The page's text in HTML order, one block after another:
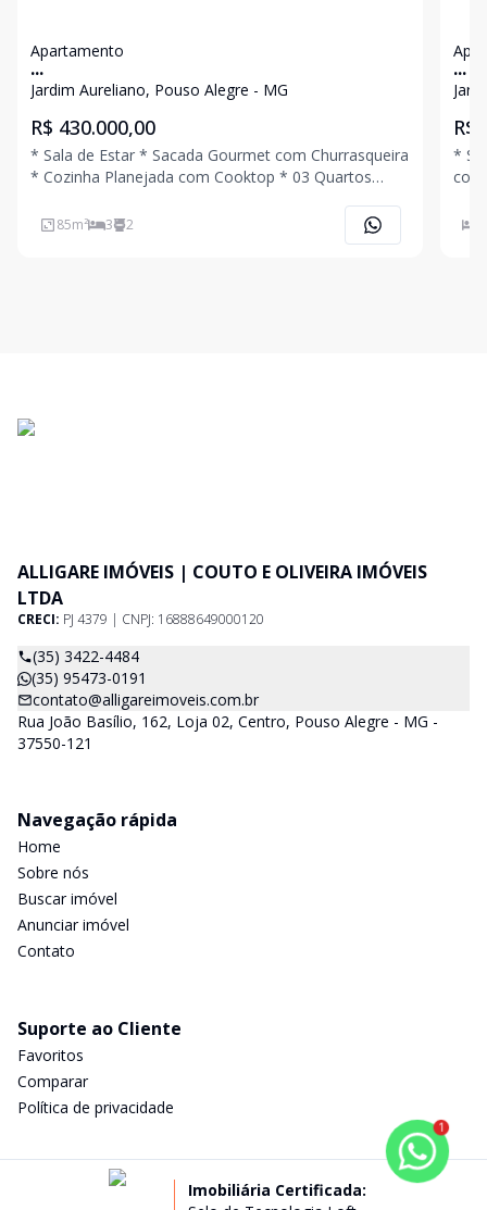
Apartamento
...
Jardim Aureliano, Pouso Alegre - MG
R$ 430.000,00
* Sala de Estar * Sacada Gourmet com Churrasqueira
* Cozinha Planejada com Cooktop * 03 Quartos
02 Vagas de Garagem Coberta Ligue Agora Mesmo e
85m² 3 2
...
R$
*
Planejado * Área
ALLIGARE IMÓVEIS | COUTO E OLIVEIRA IMÓVEIS
LTDA
CRECI: PJ 4379 | CNPJ: 16888649000120
(35) 3422-4484
(35) 95473-0191
contato@alligareimoveis.com.br
Rua João Basílio, 162, Loja 02, Centro, Pouso Alegre - MG -
37550-121
Navegação rápida
Home
Sobre nós
Buscar imóvel
Anunciar imóvel
Contato
Suporte ao Cliente
Favoritos
Comparar
Política de privacidade
Imobiliária Certificada:
1